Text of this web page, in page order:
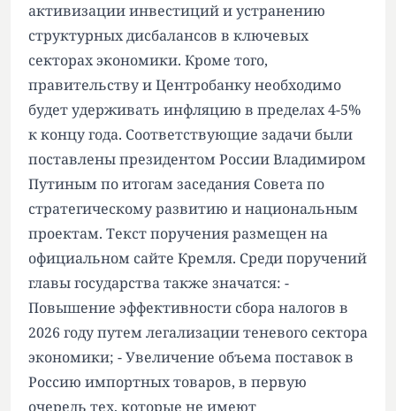
активизации инвестиций и устранению
структурных дисбалансов в ключевых
секторах экономики. Кроме того,
правительству и Центробанку необходимо
будет удерживать инфляцию в пределах 4-5%
к концу года. Соответствующие задачи были
поставлены президентом России Владимиром
Путиным по итогам заседания Совета по
стратегическому развитию и национальным
проектам. Текст поручения размещен на
официальном сайте Кремля. Среди поручений
главы государства также значатся: -
Повышение эффективности сбора налогов в
2026 году путем легализации теневого сектора
экономики; - Увеличение объема поставок в
Россию импортных товаров, в первую
очередь тех, которые не имеют